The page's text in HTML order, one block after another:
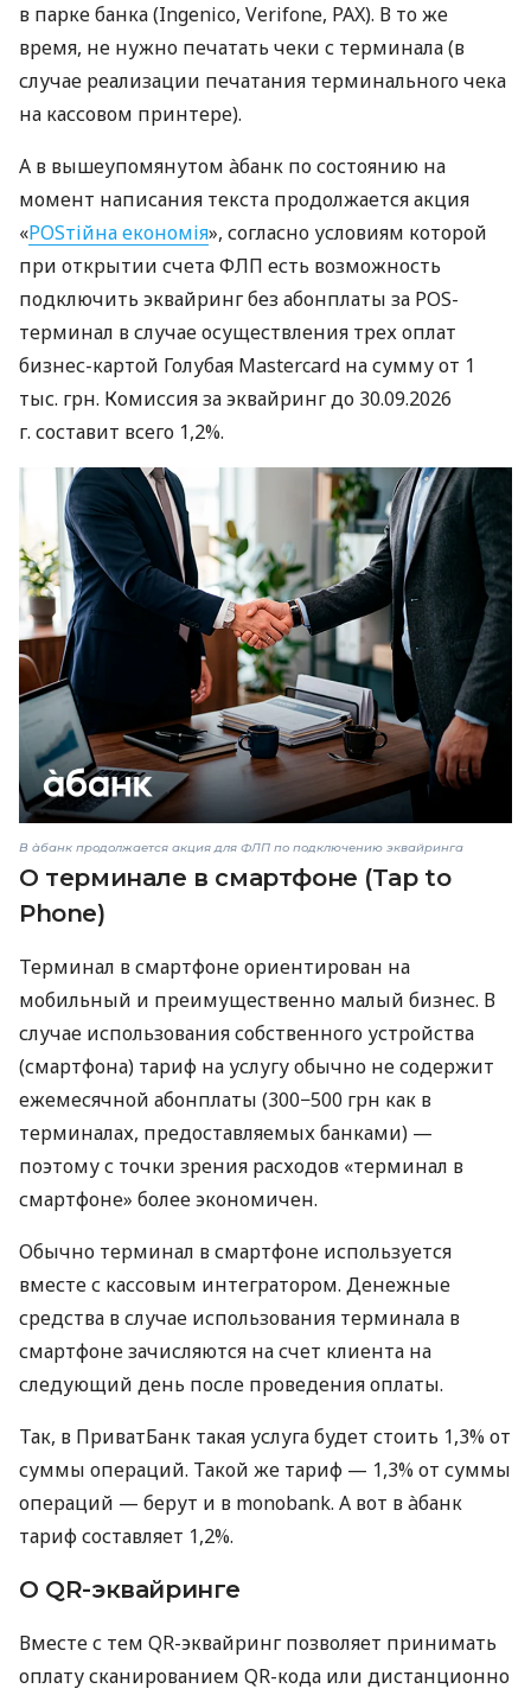
в парке банка (Ingenico, Verifone, PAX). В то же
время, не нужно печатать чеки с терминала (в
случае реализации печатания терминального чека
на кассовом принтере).
А в вышеупомянутом àбанк по состоянию на
момент написания текста продолжается акция
«POSтійна економія», согласно условиям которой
при открытии счета ФЛП есть возможность
подключить эквайринг без абонплаты за POS-
терминал в случае осуществления трех оплат
бизнес-картой Голубая Mastercard на сумму от 1
тыс. грн. Комиссия за эквайринг до 30.09.2026
г. составит всего 1,2%.
В àбанк продолжается акция для ФЛП по подключению эквайринга
О терминале в смартфоне (Tap to
Phone)
Терминал в смартфоне ориентирован на
мобильный и преимущественно малый бизнес. В
случае использования собственного устройства
(смартфона) тариф на услугу обычно не содержит
ежемесячной абонплаты (300−500 грн как в
терминалах, предоставляемых банками) —
поэтому с точки зрения расходов «терминал в
смартфоне» более экономичен.
Обычно терминал в смартфоне используется
вместе с кассовым интегратором. Денежные
средства в случае использования терминала в
смартфоне зачисляются на счет клиента на
следующий день после проведения оплаты.
Так, в ПриватБанк такая услуга будет стоить 1,3% от
суммы операций. Такой же тариф — 1,3% от суммы
операций — берут и в monobank. А вот в àбанк
тариф составляет 1,2%.
О QR-эквайринге
Вместе с тем QR-эквайринг позволяет принимать
оплату сканированием QR-кода или дистанционно